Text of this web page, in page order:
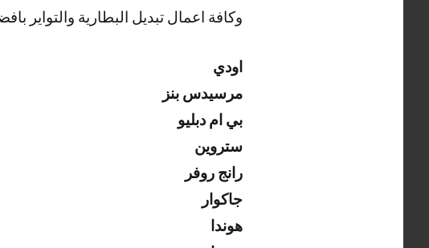
وكافة اعمال تبديل البطارية والتواير بافضل
اودي
مرسيدس بنز
بي ام دبليو
ستروين
رانج روفر
جاكوار
هوندا